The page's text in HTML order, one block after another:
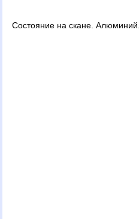
Состояние на скане.